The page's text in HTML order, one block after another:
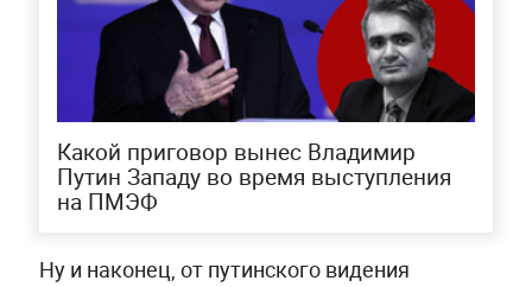
Какой приговор вынес Владимир
Путин Западу во время выступления
на ПМЭФ
Ну и наконец, от путинского видения